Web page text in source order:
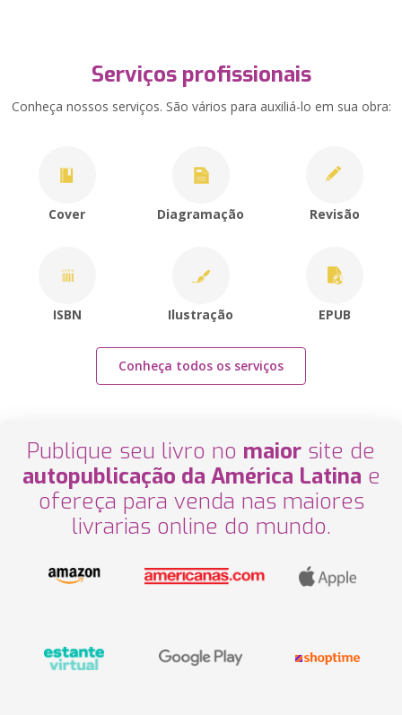
Serviços profissionais
Conheça nossos serviços. São vários para auxiliá-lo em sua obra:
Cover Diagramação Revisão
ISBN Ilustração EPUB
Conheça todos os serviços
Publique seu livro no maior site de
autopublicação da América Latina e
ofereça para venda nas maiores
livrarias online do mundo.